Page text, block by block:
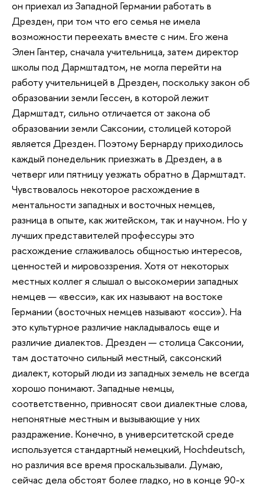
он приехал из Западной Германии работать в
Дрезден, при том что его семья не имела
возможности переехать вместе с ним. Его жена
Элен Гантер, сначала учительница, затем директор
школы под Дармштадтом, не могла перейти на
работу учительницей в Дрезден, поскольку закон об
образовании земли Гессен, в которой лежит
Дармштадт, сильно отличается от закона об
образовании земли Саксонии, столицей которой
является Дрезден. Поэтому Бернарду приходилось
каждый понедельник приезжать в Дрезден, а в
четверг или пятницу уезжать обратно в Дармштадт.
Чувствовалось некоторое расхождение в
ментальности западных и восточных немцев,
разница в опыте, как житейском, так и научном. Но у
лучших представителей профессуры это
расхождение сглаживалось общностью интересов,
ценностей и мировоззрения. Хотя от некоторых
местных коллег я слышал о высокомерии западных
немцев — «весси», как их называют на востоке
Германии (восточных немцев называют «осси»). На
это культурное различие накладывалось еще и
различие диалектов. Дрезден — столица Саксонии,
там достаточно сильный местный, саксонский
диалект, который люди из западных земель не всегда
хорошо понимают. Западные немцы,
соответственно, привносят свои диалектные слова,
непонятные местным и вызывающие у них
раздражение. Конечно, в университетской среде
используется стандартный немецкий, Hochdeutsch,
но различия все время проскальзывали. Думаю,
сейчас дела обстоят более гладко, но в конце 90-х